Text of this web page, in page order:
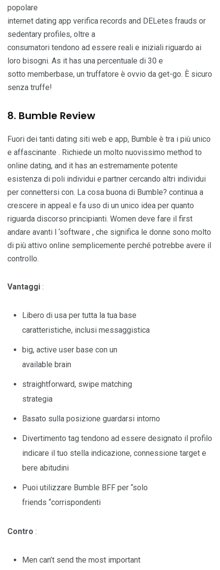
popolare
internet dating app verifica records and DELetes frauds or
sedentary profiles, oltre a
consumatori tendono ad essere reali e iniziali riguardo ai
loro bisogni. As it has una percentuale di 30 e
sotto memberbase, un truffatore è ovvio da get-go. È sicuro
senza truffe!
8. Bumble Review
Fuori dei tanti dating siti web e app, Bumble è tra i più unico
e affascinante . Richiede un molto nuovissimo method to
online dating, and it has an estremamente potente
esistenza di poli individui e partner cercando altri individui
per connettersi con. La cosa buona di Bumble? continua a
crescere in appeal e fa uso di un unico idea per quanto
riguarda discorso principianti. Women deve fare il first
andare avanti l ‘software , che significa le donne sono molto
di più attivo online semplicemente perché potrebbe avere il
controllo.
Vantaggi :
Libero di usa per tutta la tua base
caratteristiche, inclusi messaggistica
big, active user base con un
available brain
straightforward, swipe matching
strategia
Basato sulla posizione guardarsi intorno
Divertimento tag tendono ad essere designato il profilo
indicare il tuo stella indicazione, connessione target e
bere abitudini
Puoi utilizzare Bumble BFF per “solo
friends “corrispondenti
Contro :
Men can’t send the most important